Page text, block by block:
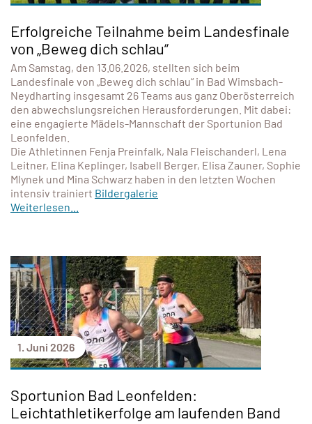
Erfolgreiche Teilnahme beim Landesfinale
von „Beweg dich schlau“
Am Samstag, den 13.06.2026, stellten sich beim
Landesfinale von „Beweg dich schlau“ in Bad Wimsbach-
Neydharting insgesamt 26 Teams aus ganz Oberösterreich
den abwechslungsreichen Herausforderungen. Mit dabei:
eine engagierte Mädels-Mannschaft der Sportunion Bad
Leonfelden.
Die Athletinnen Fenja Preinfalk, Nala Fleischanderl, Lena
Leitner, Elina Keplinger, Isabell Berger, Elisa Zauner, Sophie
Mlynek und Mina Schwarz haben in den letzten Wochen
intensiv trainiert Bildergalerie
Weiterlesen...
1. Juni 2026
Sportunion Bad Leonfelden:
Leichtathletikerfolge am laufenden Band